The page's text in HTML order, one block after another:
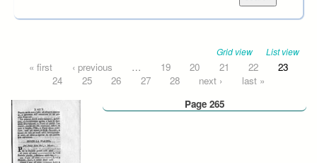
Grid view List view
Pages
« first ‹ previous … 19 20 21 22
23
24
25 26 27 28 next ›
last »
Page 265